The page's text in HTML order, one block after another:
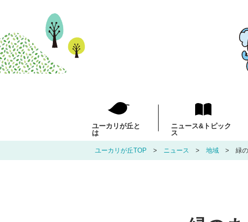
ユーカリが丘と
は
ニュース&トピック
ス
ユーカリが丘TOP ニュース 地域 緑